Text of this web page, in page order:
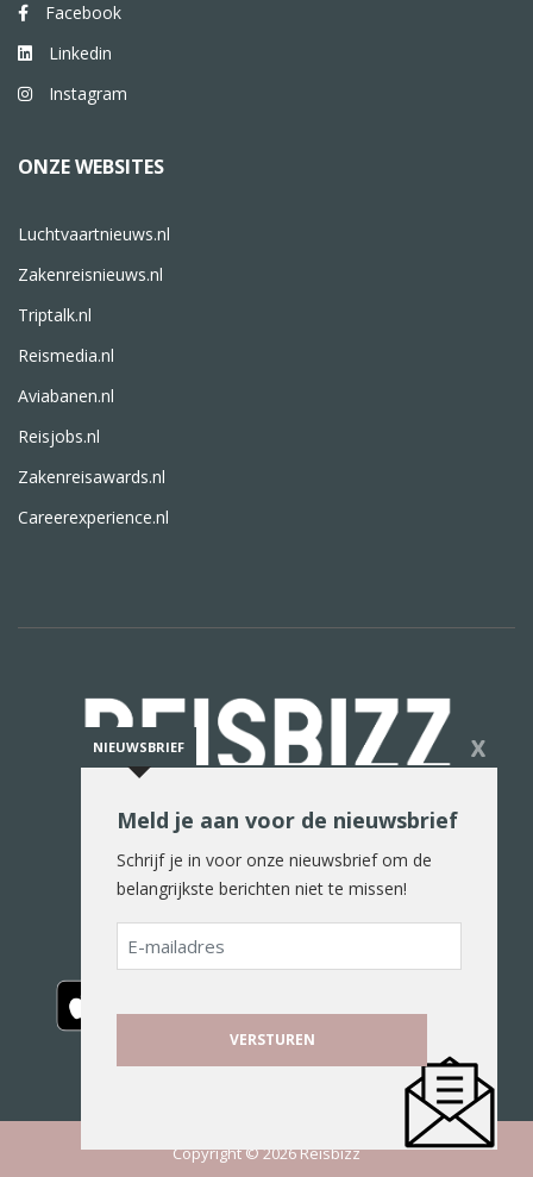
Facebook
Linkedin
Instagram
ONZE WEBSITES
Luchtvaartnieuws.nl
Zakenreisnieuws.nl
Triptalk.nl
Reismedia.nl
Aviabanen.nl
Reisjobs.nl
Zakenreisawards.nl
Careerexperience.nl
De reiswereld in woord en beeld
Copyright © 2026 Reisbizz
NIEUWSBRIEF X
Meld je aan voor de nieuwsbrief
Schrijf je in voor onze nieuwsbrief om de
belangrijkste berichten niet te missen!
E-
mailadres